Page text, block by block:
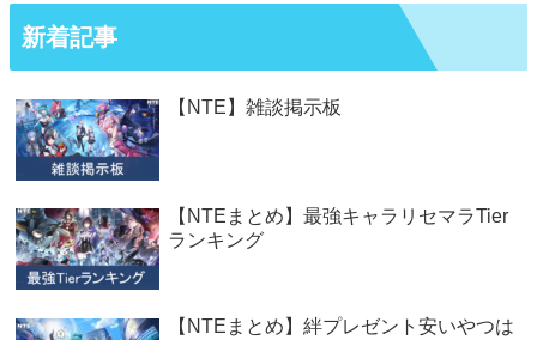
新着記事
【NTE】雑談掲示板
【NTEまとめ】最強キャラリセマラTier
ランキング
【NTEまとめ】絆プレゼント安いやつは